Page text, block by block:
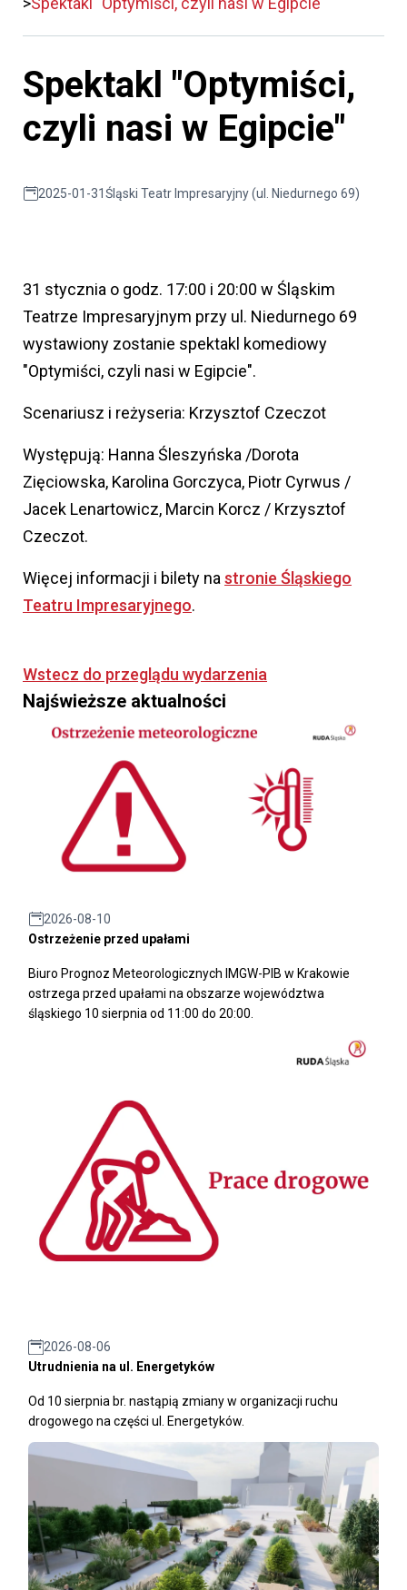
Spektakl "Optymiści,
czyli nasi w Egipcie"
2025-01-31Śląski Teatr Impresaryjny (ul. Niedurnego 69)
31 stycznia o godz. 17:00 i 20:00 w Śląskim
Teatrze Impresaryjnym przy ul. Niedurnego 69
wystawiony zostanie spektakl komediowy
"Optymiści, czyli nasi w Egipcie".
Scenariusz i reżyseria: Krzysztof Czeczot
Występują: Hanna Śleszyńska /Dorota
Zięciowska, Karolina Gorczyca, Piotr Cyrwus /
Jacek Lenartowicz, Marcin Korcz / Krzysztof
Czeczot.
Więcej informacji i bilety na stronie Śląskiego
Teatru Impresaryjnego.
Wstecz do przeglądu wydarzenia
Najświeższe aktualności
2026-08-10
Ostrzeżenie przed upałami
Biuro Prognoz Meteorologicznych IMGW-PIB w Krakowie
ostrzega przed upałami na obszarze województwa
śląskiego 10 sierpnia od 11:00 do 20:00.
2026-08-06
Utrudnienia na ul. Energetyków
Od 10 sierpnia br. nastąpią zmiany w organizacji ruchu
drogowego na części ul. Energetyków.